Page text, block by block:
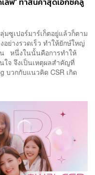
มซูเปอร์มาร์เก็ตอยู่แล้วก็ตาม
ย่างรวดเร็ว ทำให้ยักษ์ใหญ่
น หนึ่งในนั้นคือการทำให้
ใจ จึงเป็นเหตุผลสำคัญที่
บวกกับแนวคิด CSR เกิด